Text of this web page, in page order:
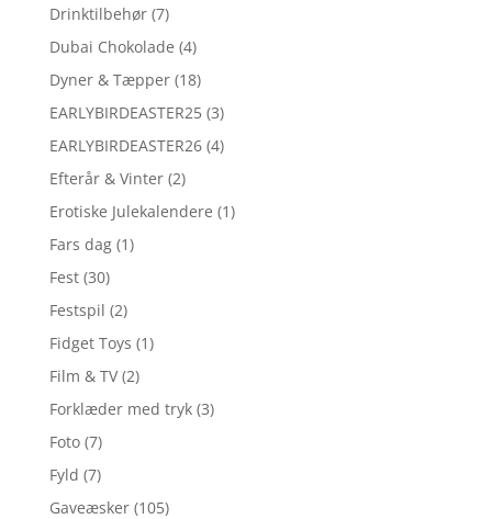
Drinktilbehør (7)
Dubai Chokolade (4)
Dyner & Tæpper (18)
EARLYBIRDEASTER25 (3)
EARLYBIRDEASTER26 (4)
Efterår & Vinter (2)
Erotiske Julekalendere (1)
Fars dag (1)
Fest (30)
Festspil (2)
Fidget Toys (1)
Film & TV (2)
Forklæder med tryk (3)
Foto (7)
Fyld (7)
Gaveæsker (105)